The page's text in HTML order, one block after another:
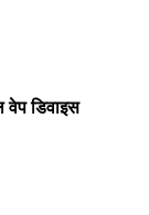
डिवाइस